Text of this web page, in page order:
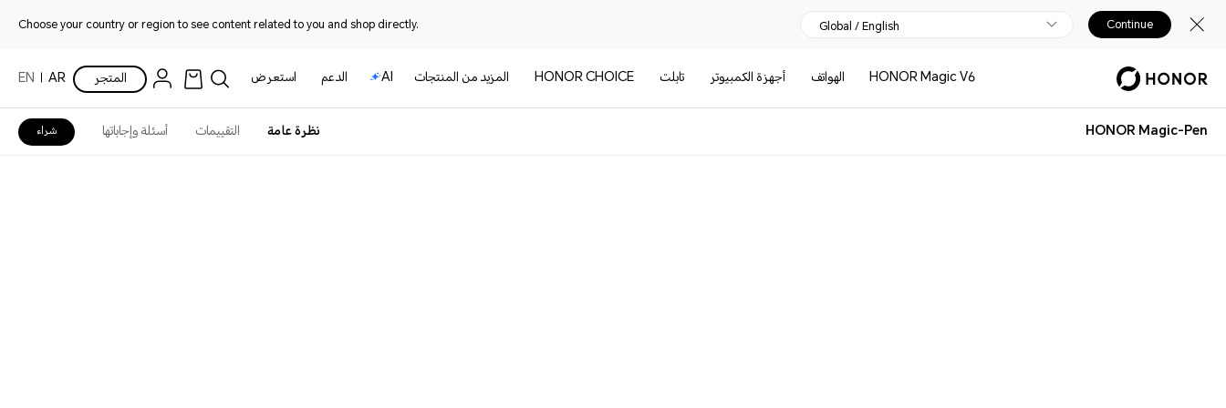
Choose your country or region to see content related to you and shop directly. Global / English Continue
HONOR Magic V6 الهواتف أجهزة الكمبيوتر تابلت HONOR CHOICE المزيد من المنتجات AI الدعم استعرض المتجر AR
EN
HONOR Magic-Pen نظرة عامة التقييمات أسئلة وإجاباتها شراء